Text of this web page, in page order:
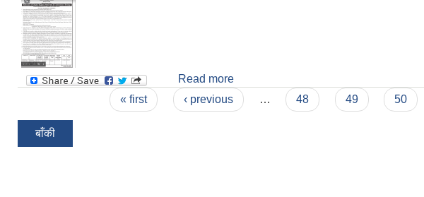
Read more
« first ‹ previous … 48 49 50
बाँकी